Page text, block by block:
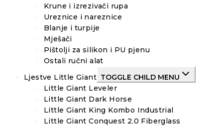
Krune i izrezivači rupa
Ureznice i nareznice
Blanje i turpije
Mješači
Pištolji za silikon i PU pjenu
Ostali ručni alat
Ljestve Little Giant TOGGLE CHILD MENU
Little Giant Leveler
Little Giant Dark Horse
Little Giant King Kombo Industrial
Little Giant Conquest 2.0 Fiberglass